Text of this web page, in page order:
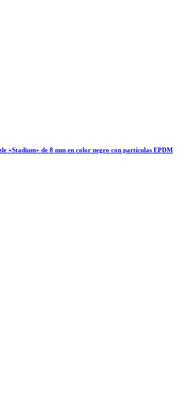
«Stadium» de 8 mm en color negro con partículas EPDM